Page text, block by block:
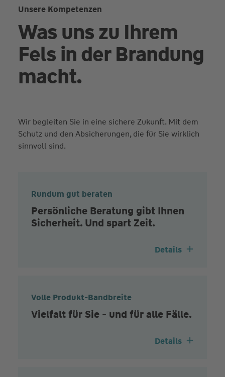
Unsere Kompetenzen
Was uns zu Ihrem
Fels in der Brandung
macht.
Wir begleiten Sie in eine sichere Zukunft. Mit dem
Schutz und den Absicherungen, die für Sie wirklich
sinnvoll sind.
Rundum gut beraten
Persönliche Beratung gibt Ihnen
Sicherheit. Und spart Zeit.
Details
Volle Produkt-Bandbreite
Vielfalt für Sie - und für alle Fälle.
Details